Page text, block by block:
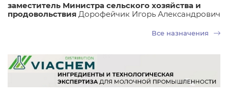
заместитель Министра сельского хозяйства и
продовольствия Дорофейчик Игорь Александрович
Все назначения